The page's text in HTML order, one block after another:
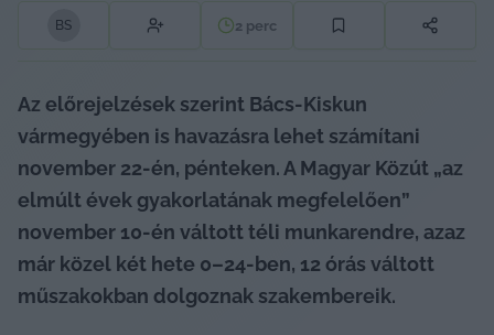
BS 2 perc
Az előrejelzések szerint Bács-Kiskun
vármegyében is havazásra lehet számítani
november 22-én, pénteken. A Magyar Közút „az
elmúlt évek gyakorlatának megfelelően”
november 10-én váltott téli munkarendre, azaz
már közel két hete 0–24-ben, 12 órás váltott
műszakokban dolgoznak szakembereik.